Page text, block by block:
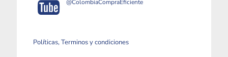
@ColombiaCompraEficiente
Políticas, Terminos y condiciones